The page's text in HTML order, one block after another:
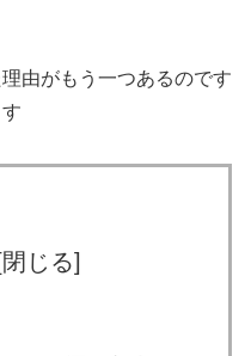
由がもう一つあるのです